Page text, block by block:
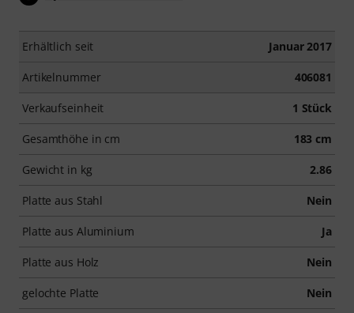
Erhältlich seit Januar 2017
Artikelnummer 406081
Verkaufseinheit 1 Stück
Gesamthöhe in cm 183 cm
Gewicht in kg 2.86
Platte aus Stahl Nein
Platte aus Aluminium Ja
Platte aus Holz Nein
gelochte Platte Nein